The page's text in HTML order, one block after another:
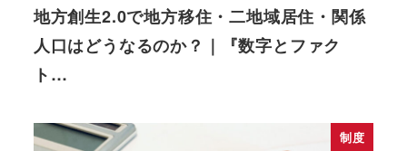
地方創生2.0で地方移住・二地域居住・関係
人口はどうなるのか？｜『数字とファク
ト…
制度